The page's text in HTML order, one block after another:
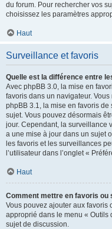
du forum. Pour rechercher vos
choisissez les paramètres
Haut
Surveillance et favoris
Quelle est la différence entre
Avec phpBB 3.0, la mise en
favoris dans un navigateur.
phpBB 3.1, la mise en favoris de
sujet. Vous pouvez désormais
jour. Cependant, la surveillance
a une mise à jour dans un sujet
les favoris et les surveillances
l’utilisateur dans l’onglet «
Haut
Comment mettre en favoris ou
Vous pouvez ajouter aux favoris
approprié dans le menu « Outils
sujet de discussion.